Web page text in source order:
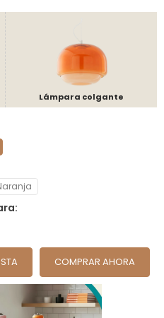
Lámpara colgante
COMPRAR AHORA